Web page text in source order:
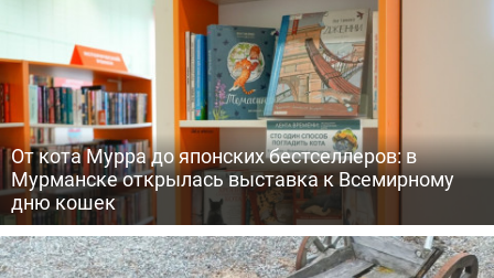
От кота Мурра до японских бестселлеров: в
Мурманске открылась выставка к Всемирному
дню кошек